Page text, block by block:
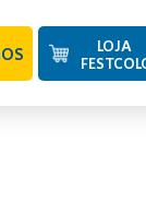
LOJA